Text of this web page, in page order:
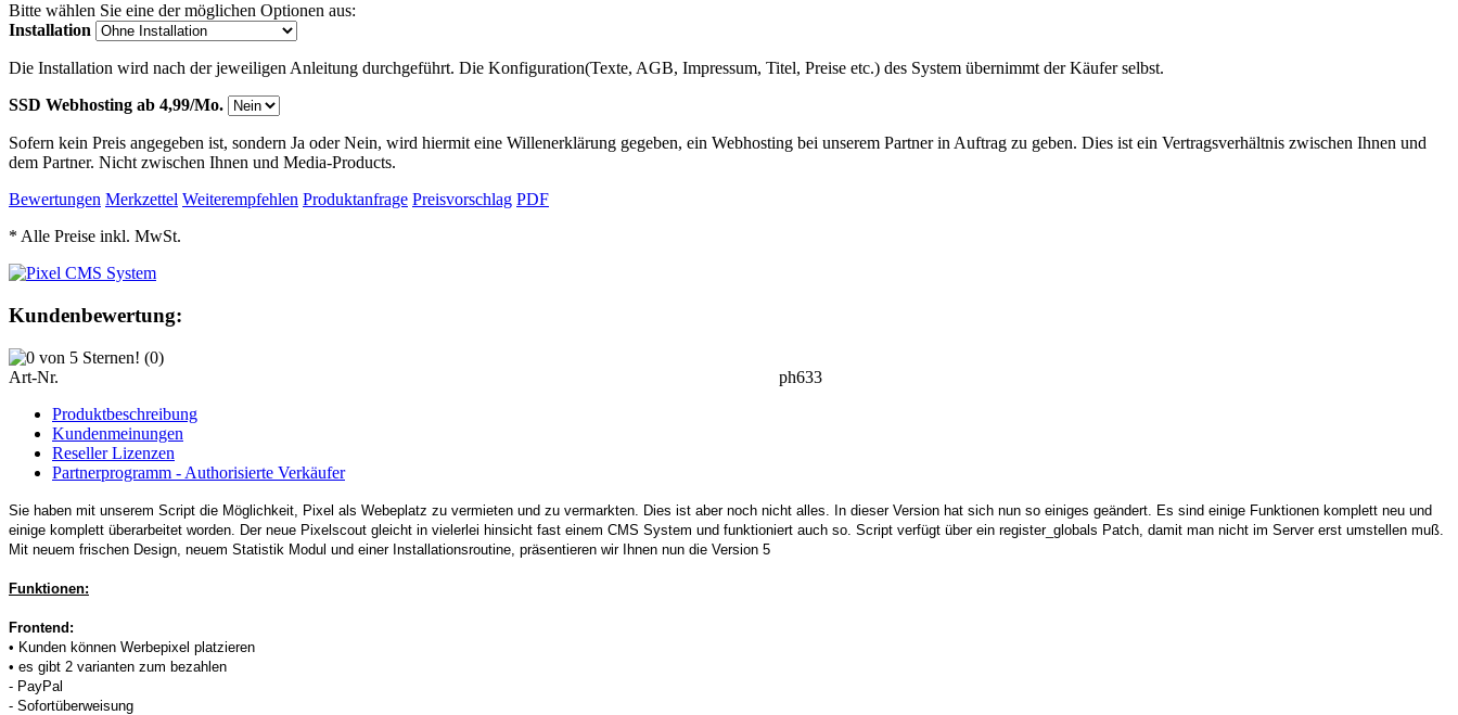
Bitte wählen Sie eine der möglichen Optionen aus:
Installation
Die Installation wird nach der jeweiligen Anleitung durchgeführt. Die Konfiguration(Texte, AGB, Impressum, Titel, Preise etc.) des System übernimmt der Käufer selbst.
SSD Webhosting ab 4,99/Mo.
Sofern kein Preis angegeben ist, sondern Ja oder Nein, wird hiermit eine Willenerklärung gegeben, ein Webhosting bei unserem Partner in Auftrag zu geben. Dies ist ein Vertragsverhältnis zwischen Ihnen und
dem Partner. Nicht zwischen Ihnen und Media-Products.
Bewertungen Merkzettel Weiterempfehlen Produktanfrage Preisvorschlag PDF
* Alle Preise inkl. MwSt.
Kundenbewertung:
(0)
Art-Nr.
ph633
Produktbeschreibung
Kundenmeinungen
Reseller Lizenzen
Partnerprogramm - Authorisierte Verkäufer
Sie haben mit unserem Script die Möglichkeit, Pixel als Webeplatz zu vermieten und zu vermarkten. Dies ist aber noch nicht alles. In dieser Version hat sich nun so einiges geändert. Es sind einige Funktionen komplett neu und
einige komplett überarbeitet worden. Der neue Pixelscout gleicht in vielerlei hinsicht fast einem CMS System und funktioniert auch so. Script verfügt über ein register_globals Patch, damit man nicht im Server erst umstellen muß.
Mit neuem frischen Design, neuem Statistik Modul und einer Installationsroutine, präsentieren wir Ihnen nun die Version 5
Funktionen:
Frontend:
• Kunden können Werbepixel platzieren
• es gibt 2 varianten zum bezahlen
- PayPal
- Sofortüberweisung